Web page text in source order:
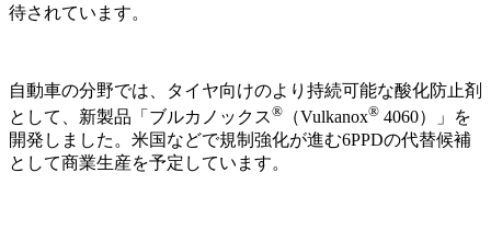
待されています。
自動車の分野では、タイヤ向けのより持続可能な酸化防止剤
として、新製品「ブルカノックス® （Vulkanox® 4060）」を
開発しました。米国などで規制強化が進む6PPDの代替候補
として商業生産を予定しています。